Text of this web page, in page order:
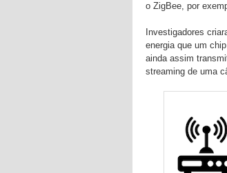
o ZigBee, por
Investigadores
energia que um
ainda assim
streaming de uma